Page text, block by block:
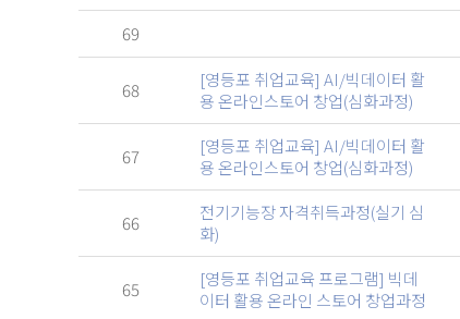
69
68
[영등포 취업교육] AI/빅데이터 활
용 온라인스토어 창업(심화과정)
67
[영등포 취업교육] AI/빅데이터 활
용 온라인스토어 창업(심화과정)
66
전기기능장 자격취득과정(실기 심
화)
65
[영등포 취업교육 프로그램] 빅데
이터 활용 온라인 스토어 창업과정